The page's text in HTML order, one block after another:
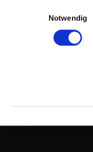
Notwendig